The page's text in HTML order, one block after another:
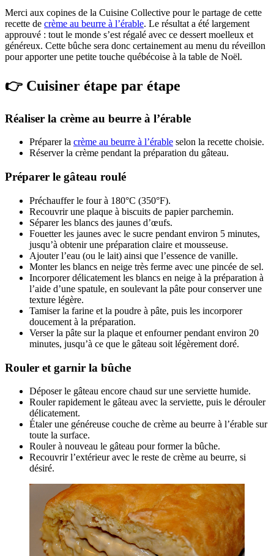
Merci aux copines de la Cuisine Collective pour le partage de cette
recette de crème au beurre à l’érable. Le résultat a été largement
approuvé : tout le monde s’est régalé avec ce dessert moelleux et
généreux. Cette bûche sera donc certainement au menu du réveillon
pour apporter une petite touche québécoise à la table de Noël.
👉 Cuisiner étape par étape
Réaliser la crème au beurre à l’érable
Préparer la crème au beurre à l’érable selon la recette choisie.
Réserver la crème pendant la préparation du gâteau.
Préparer le gâteau roulé
Préchauffer le four à 180°C (350°F).
Recouvrir une plaque à biscuits de papier parchemin.
Séparer les blancs des jaunes d’œufs.
Fouetter les jaunes avec le sucre pendant environ 5 minutes,
jusqu’à obtenir une préparation claire et mousseuse.
Ajouter l’eau (ou le lait) ainsi que l’essence de vanille.
Monter les blancs en neige très ferme avec une pincée de sel.
Incorporer délicatement les blancs en neige à la préparation à
l’aide d’une spatule, en soulevant la pâte pour conserver une
texture légère.
Tamiser la farine et la poudre à pâte, puis les incorporer
doucement à la préparation.
Verser la pâte sur la plaque et enfourner pendant environ 20
minutes, jusqu’à ce que le gâteau soit légèrement doré.
Rouler et garnir la bûche
Déposer le gâteau encore chaud sur une serviette humide.
Rouler rapidement le gâteau avec la serviette, puis le dérouler
délicatement.
Étaler une généreuse couche de crème au beurre à l’érable sur
toute la surface.
Rouler à nouveau le gâteau pour former la bûche.
Recouvrir l’extérieur avec le reste de crème au beurre, si
désiré.